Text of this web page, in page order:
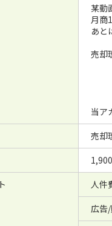
某動
月商
あと
売却
当ア
売却
人件
広告